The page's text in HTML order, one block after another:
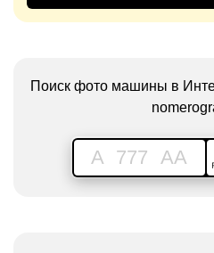
Поиск фото машины в
A 777 AA